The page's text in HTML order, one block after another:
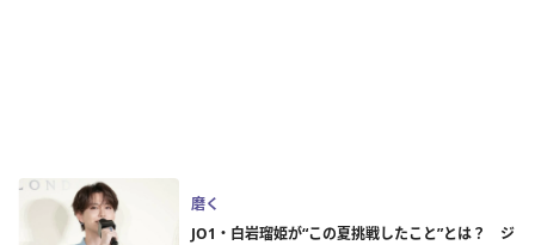
磨く
JO1・白岩瑠姫が“この夏挑戦したこと”とは？ ジ